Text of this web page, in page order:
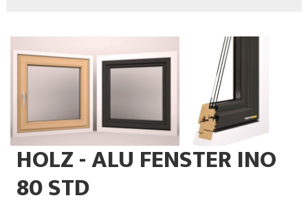
HOLZ - ALU FENSTER INO
80 STD